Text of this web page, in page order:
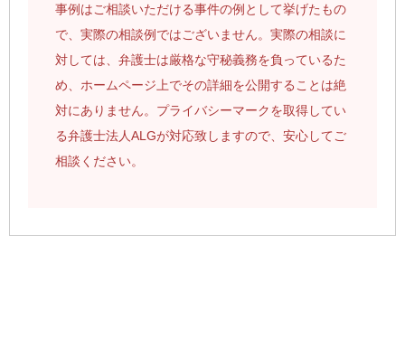
事例はご相談いただける事件の例として挙げたもの
で、実際の相談例ではございません。実際の相談に
対しては、弁護士は厳格な守秘義務を負っているた
め、ホームページ上でその詳細を公開することは絶
対にありません。プライバシーマークを取得してい
る弁護士法人ALGが対応致しますので、安心してご
相談ください。